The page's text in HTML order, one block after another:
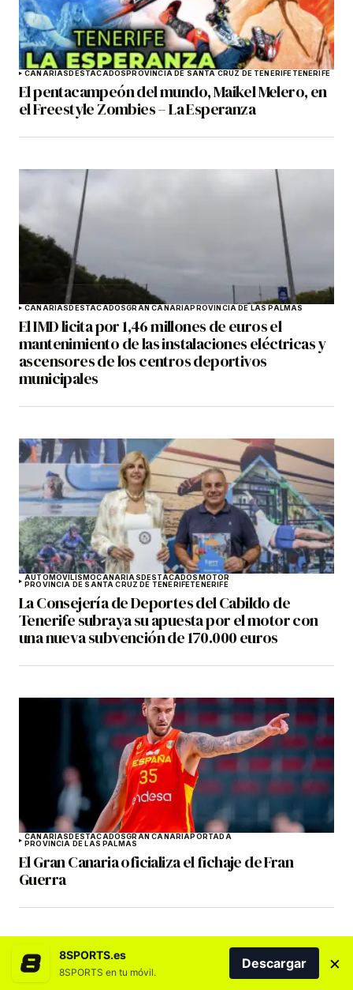
CANARIASDESTACADOSPROVINCIA DE SANTA CRUZ DE TENERIFETENERIFE
El pentacampeón del mundo, Maikel Melero, en
el Freestyle Zombies – La Esperanza
CANARIASDESTACADOSGRAN CANARIAPROVINCIA DE LAS PALMAS
El IMD licita por 1,46 millones de euros el
mantenimiento de las instalaciones eléctricas y
ascensores de los centros deportivos
municipales
AUTOMOVILISMOCANARIASDESTACADOSMOTOR
PROVINCIA DE SANTA CRUZ DE TENERIFETENERIFE
La Consejería de Deportes del Cabildo de
Tenerife subraya su apuesta por el motor con
una nueva subvención de 170.000 euros
CANARIASDESTACADOSGRAN CANARIAPORTADA
PROVINCIA DE LAS PALMAS
El Gran Canaria oficializa el fichaje de Fran
Guerra
8SPORTS.es
8SPORTS en tu móvil.
Descargar ×